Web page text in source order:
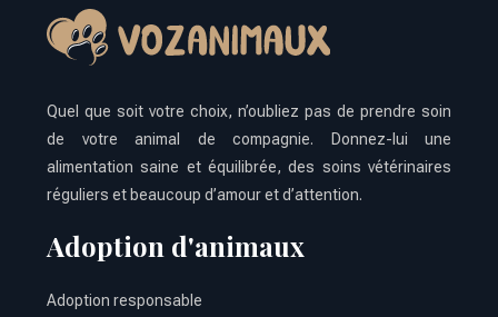
Quel que soit votre choix, n’oubliez pas de prendre soin
de votre animal de compagnie. Donnez-lui une
alimentation saine et équilibrée, des soins vétérinaires
réguliers et beaucoup d’amour et d’attention.
Adoption d'animaux
Adoption responsable